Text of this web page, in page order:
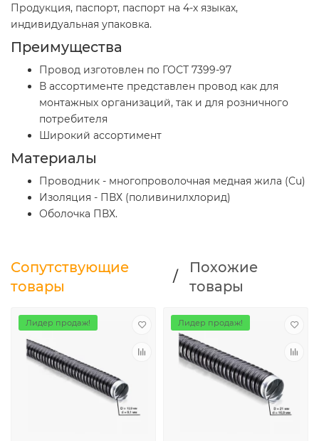
Продукция, паспорт, паспорт на 4-х языках,
индивидуальная упаковка.
Преимущества
Провод изготовлен по ГОСТ 7399-97
В ассортименте представлен провод как для
монтажных организаций, так и для розничного
потребителя
Широкий ассортимент
Материалы
Проводник - многопроволочная медная жила (Cu)
Изоляция - ПВХ (поливинилхлорид)
Оболочка ПВХ.
Сопутствующие
товары
/
Похожие
товары
Лидер продаж! Лидер продаж!